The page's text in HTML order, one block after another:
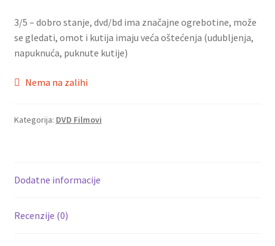
3/5 – dobro stanje, dvd/bd ima značajne ogrebotine, može
se gledati, omot i kutija imaju veća oštećenja (udubljenja,
napuknuća, puknute kutije)
Nema na zalihi
Kategorija: DVD Filmovi
Dodatne informacije
Recenzije (0)